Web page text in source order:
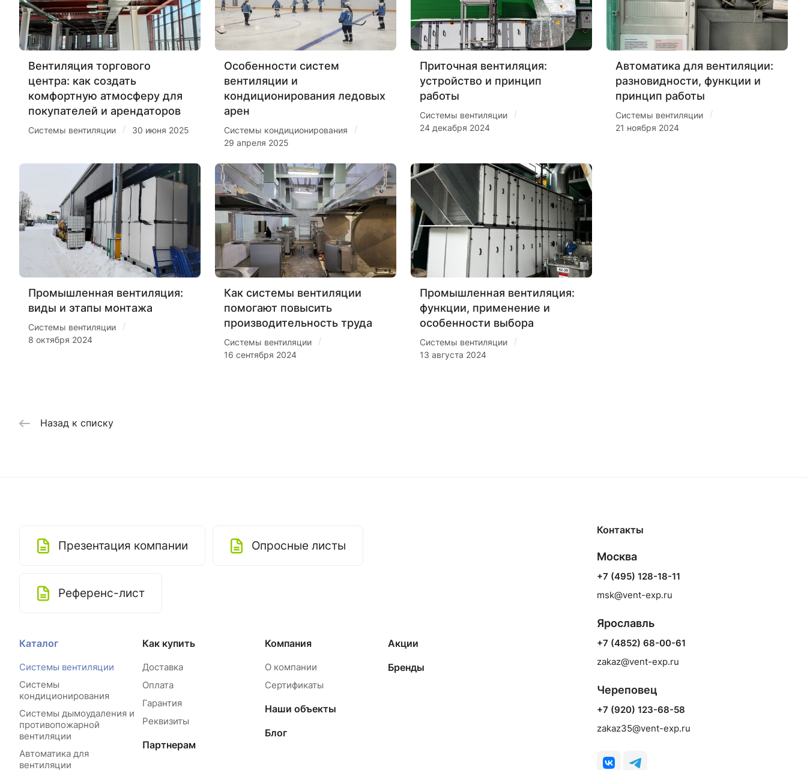
Вентиляция торгового
центра: как создать
комфортную атмосферу для
покупателей и арендаторов
Системы вентиляции / 30 июня 2025
Особенности систем
вентиляции и
кондиционирования ледовых
арен
Системы кондиционирования /
29 апреля 2025
Приточная вентиляция:
устройство и принцип
работы
Системы вентиляции /
24 декабря 2024
Автоматика для вентиляции:
разновидности, функции и
принцип работы
Системы вентиляции /
21 ноября 2024
Промышленная вентиляция:
виды и этапы монтажа
Системы вентиляции /
8 октября 2024
Как системы вентиляции
помогают повысить
производительность труда
Системы вентиляции /
16 сентября 2024
Промышленная вентиляция:
функции, применение и
особенности выбора
Системы вентиляции /
13 августа 2024
Назад к списку
Презентация компании Опросные листы
Референс-лист
Каталог
Системы вентиляции
Системы
кондиционирования
Системы дымоудаления и
противопожарной
вентиляции
Автоматика для
вентиляции
Как купить
Доставка
Оплата
Гарантия
Реквизиты
Партнерам
Компания
О компании
Сертификаты
Наши объекты
Блог
Акции
Бренды
Контакты
Москва
+7 (495) 128-18-11
msk@vent-exp.ru
Ярославль
+7 (4852) 68-00-61
zakaz@vent-exp.ru
Череповец
+7 (920) 123-68-58
zakaz35@vent-exp.ru